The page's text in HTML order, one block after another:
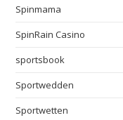
Spinmama
SpinRain Casino
sportsbook
Sportwedden
Sportwetten